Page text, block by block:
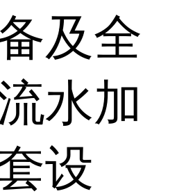
及全
水加
设